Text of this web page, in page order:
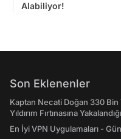
Alabiliyor!
Son Eklenenler
Kaptan Necati Doğan 330 Bin
Yıldırım Fırtınasına
En İyi VPN Uygulamaları -